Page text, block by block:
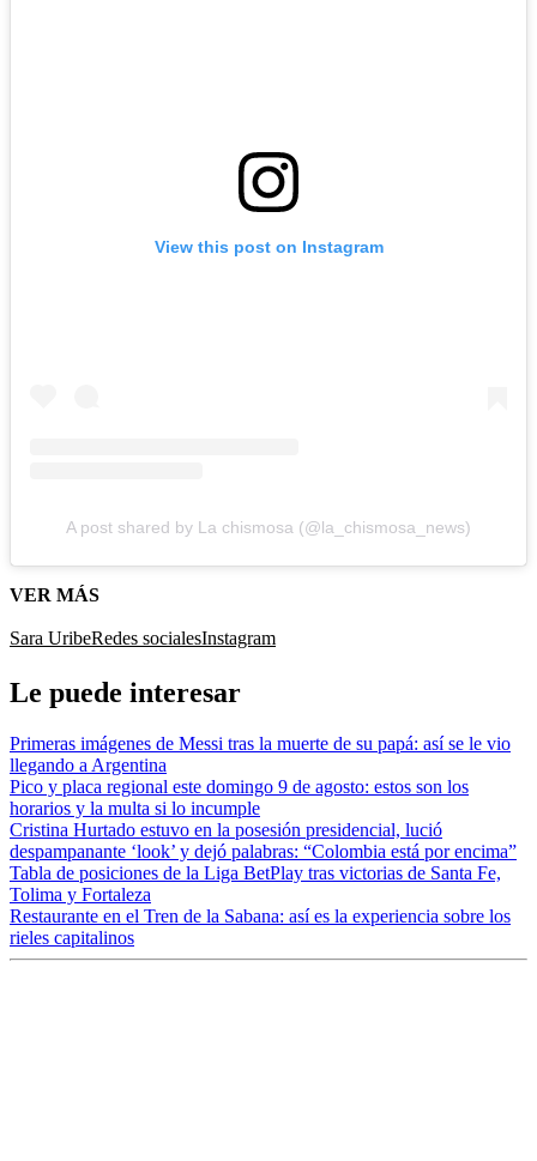
View this post on Instagram
A post shared by La chismosa (@la_chismosa_news)
VER MÁS
Sara UribeRedes socialesInstagram
Le puede interesar
Primeras imágenes de Messi tras la muerte de su papá: así se le vio
llegando a Argentina
Pico y placa regional este domingo 9 de agosto: estos son los
horarios y la multa si lo incumple
Cristina Hurtado estuvo en la posesión presidencial, lució
despampanante ‘look’ y dejó palabras: “Colombia está por encima”
Tabla de posiciones de la Liga BetPlay tras victorias de Santa Fe,
Tolima y Fortaleza
Restaurante en el Tren de la Sabana: así es la experiencia sobre los
rieles capitalinos